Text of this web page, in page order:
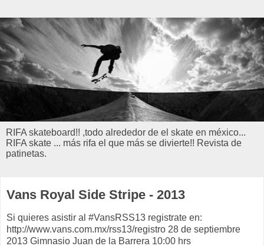
RIFA skateboard!! ,todo alrededor de el skate en méxico...
RIFA skate ... más rifa el que más se divierte!! Revista de
patinetas.
Vans Royal Side Stripe - 2013
Si quieres asistir al #VansRSS13 registrate en:
http://www.vans.com.mx/rss13/registro 28 de septiembre
2013 Gimnasio Juan de la Barrera 10:00 hrs